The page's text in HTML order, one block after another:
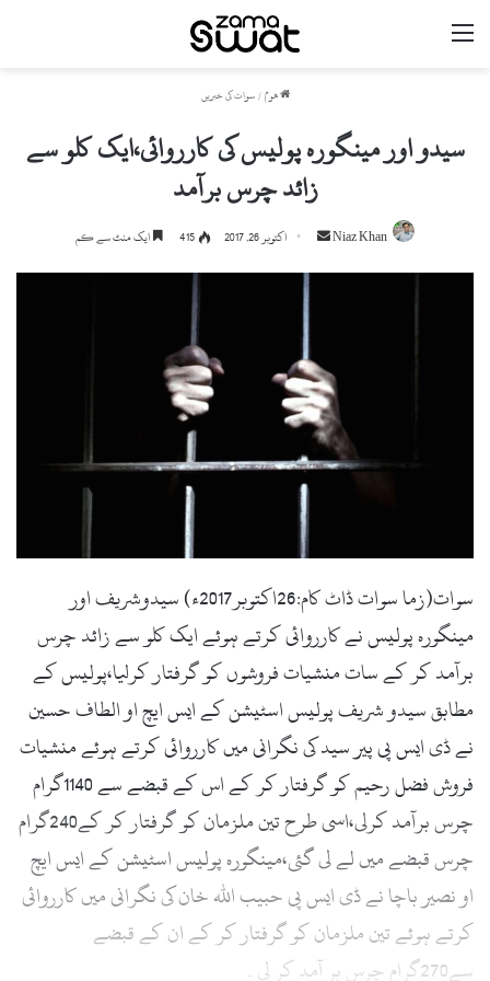
ھوم / سوات کی خبریں
سیدو اور مینگورہ پولیس کی کارروائی،ایک کلو سے
زائد چرس برآمد
Niaz Khan
n
e
m
i
اکتوبر 26, 2017 415 ایک منٹ سے کم
سوات(زما سوات ڈاٹ کام:26اکتوبر2017ء) سیدوشریف اور
مینگورہ پولیس نے کارروائی کرتے ہوئے ایک کلو سے زائد چرس
برآمد کر کے سات منشیات فروشوں کو گرفتار کرلیا،پولیس کے
مطابق سیدو شریف پولیس اسٹیشن کے ایس ایچ او الطاف حسین
نے ڈی ایس پی پیر سید کی نگرانی میں کارروائی کرتے ہوئے منشیات
فروش فضل رحیم کو گرفتار کر کے اس کے قبضے سے 1140گرام
چرس برآمد کرلی،اسی طرح تین ملزمان کو گرفتار کر کے240گرام
چرس قبضے میں لے لی گئی،مینگورہ پولیس اسٹیشن کے ایس ایچ
او نصیر باچا نے ڈی ایس پی حبیب اللہ خان کی نگرانی میں کارروائی
کرتے ہوئے تین ملزمان کو گرفتار کر کے ان کے قبضے
سے270گرام چرس بر آمد کر لی۔